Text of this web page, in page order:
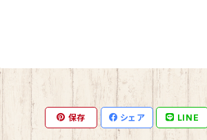
保存 シェア LINE